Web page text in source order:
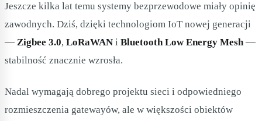
Jeszcze kilka lat temu systemy bezprzewodowe miały opinię
zawodnych. Dziś, dzięki technologiom IoT nowej generacji
— Zigbee 3.0, LoRaWAN i Bluetooth Low Energy Mesh—
stabilność znacznie wzrosła.
Nadal wymagają dobrego projektu sieci i odpowiedniego
rozmieszczenia gatewayów, ale w większości obiektów